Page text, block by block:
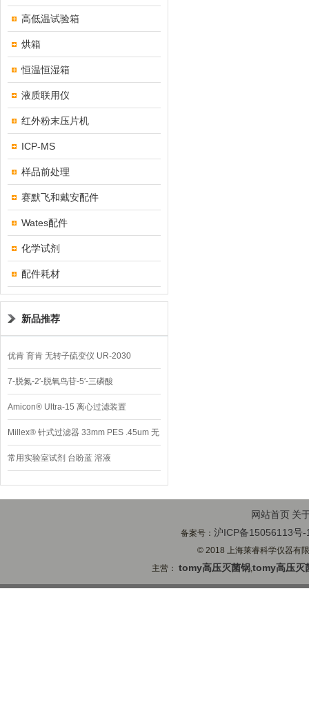
高低温试验箱
烘箱
恒温恒湿箱
液质联用仪
红外粉末压片机
ICP-MS
样品前处理
赛默飞和戴安配件
Wates配件
化学试剂
配件耗材
新品推荐
优肯 育肯 无转子硫变仪 UR-2030
7-脱氮-2′-脱氧鸟苷-5′-三磷酸
Amicon® Ultra-15 离心过滤装置
Millex® 针式过滤器 33mm PES .45um 无
菌
常用实验室试剂 台盼蓝 溶液
网站首页 关
备案号：沪ICP备15056113号-
© 2018 上海莱睿科学仪器有
主营：tomy高压灭菌锅,tomy高压灭